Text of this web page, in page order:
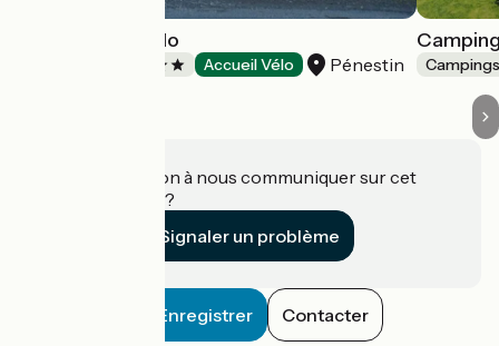
Camping Loscolo
Accueil Vélo Pénestin
Une information à nous communiquer sur cet
établissement ?
Signaler un problème
Enregistrer Contacter